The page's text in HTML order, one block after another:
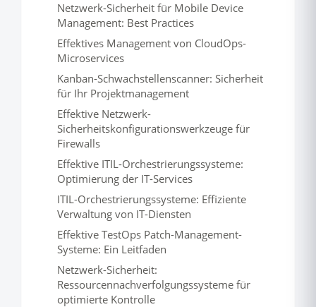
Netzwerk-Sicherheit für Mobile Device
Management: Best Practices
Effektives Management von CloudOps-
Microservices
Kanban-Schwachstellenscanner: Sicherheit
für Ihr Projektmanagement
Effektive Netzwerk-
Sicherheitskonfigurationswerkzeuge für
Firewalls
Effektive ITIL-Orchestrierungssysteme:
Optimierung der IT-Services
ITIL-Orchestrierungssysteme: Effiziente
Verwaltung von IT-Diensten
Effektive TestOps Patch-Management-
Systeme: Ein Leitfaden
Netzwerk-Sicherheit:
Ressourcennachverfolgungssysteme für
optimierte Kontrolle